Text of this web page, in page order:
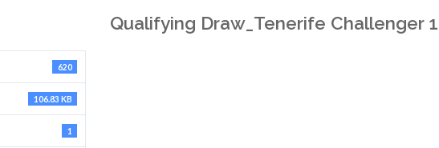
620
106.83 KB
1
Qualifying Draw_Tenerife Challenger 1